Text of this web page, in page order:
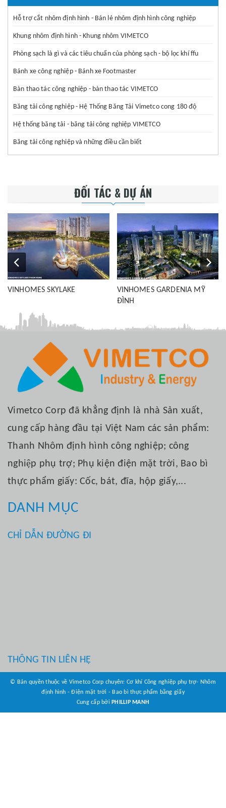
Hỗ trợ cắt nhôm định hình - Bán lẻ nhôm định hình công nghiệp
Khung nhôm định hình - Khung nhôm VIMETCO
Phòng sạch là gì và các tiêu chuẩn của phòng sạch - bộ lọc khí ffu
Bánh xe công nghiệp - Bánh xe Footmaster
Bàn thao tác công nghiệp - bàn thao tác VIMETCO
Băng tải công nghiệp - Hệ Thống Băng Tải Vimetco cong 180 độ
Hệ thống băng tải - băng tải công nghiệp VIMETCO
Băng tải công nghiệp và những điều cần biết
ĐỐI TÁC & DỰ ÁN
VINHOMES SKYLAKE
VINHOMES GARDENIA MỸ
ĐÌNH
Vimetco Corp đã khẳng định là nhà Sản xuất,
cung cấp hàng đầu tại Việt Nam các sản phẩm:
Thanh Nhôm định hình công nghiệp; công
nghiệp phụ trợ; Phụ kiện điện mặt trời, Bao bì
thực phẩm giấy: Cốc, bát, đĩa, hộp giấy,...
DANH MỤC
CHỈ DẪN ĐƯỜNG ĐI
THÔNG TIN LIÊN HỆ
© Bản quyền thuộc về Vimetco Corp chuyên: Cơ khí Công nghiệp phụ trợ- Nhôm
định hình - Điện mặt trời - Bao bì thực phẩm bằng giấy
Cung cấp bởi PHILLIP MANH